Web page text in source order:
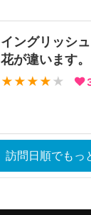
イングリッシ
花が違います。
★★★★ ★
訪問日順でもっ